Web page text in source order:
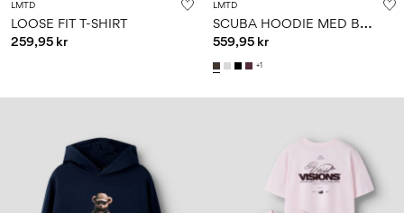
LMTD
LOOSE FIT T-SHIRT
259,95 kr
LMTD
S
CUBA HOODIE MED BLIXTLÅS
559,95 kr
+1